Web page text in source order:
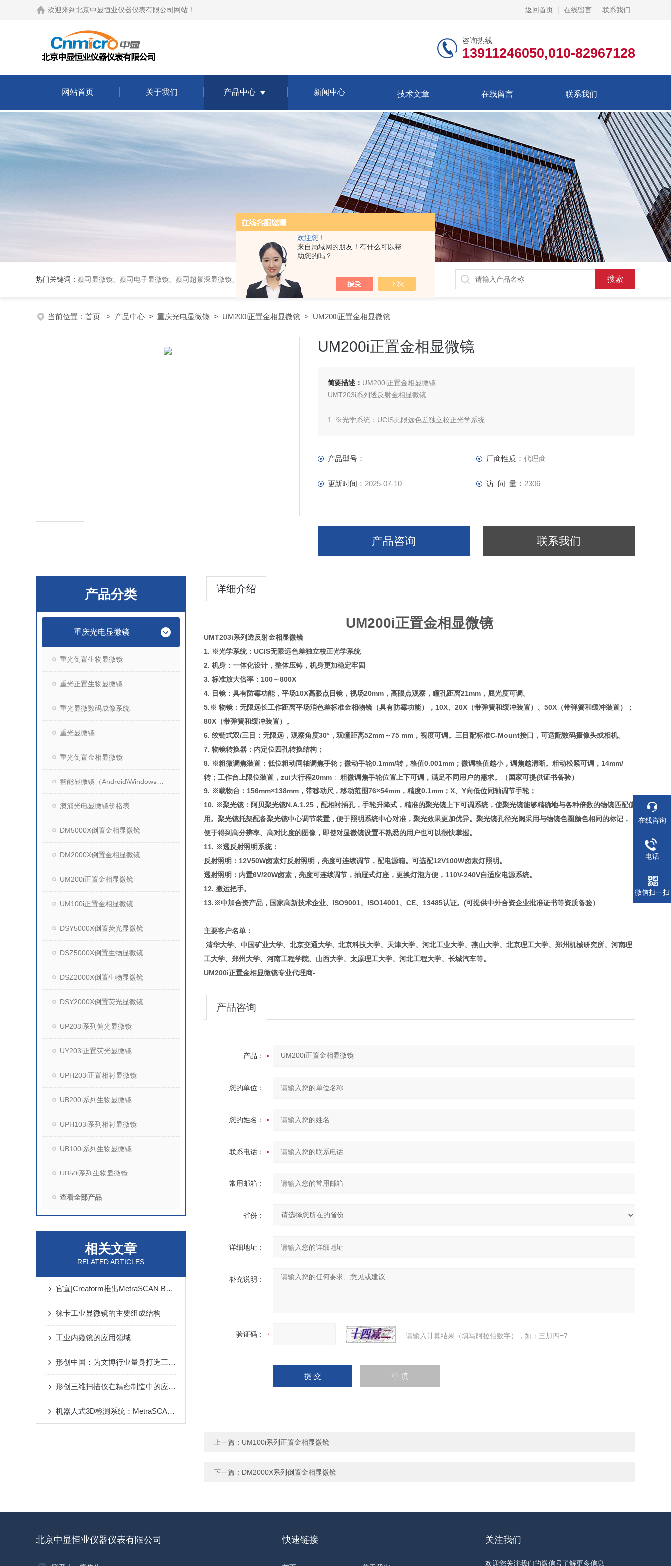
欢迎您！
来自局域网的朋友！有什么可以帮
助您的吗？
欢迎来到 北京中显恒业仪器仪表有限公司网站 ！ 返回首页 在线留言 联系我们
咨询热线
13911246050,010-82967128
网站首页 关于我们 产品中心 新闻中心 技术文章 在线留言 联系我们
热门关键词： 蔡司显微镜、蔡司电子显微镜、蔡司超景深显微镜、蔡司工业显微镜
当前位置： 首页 > 产品中心 > 重庆光电显微镜 > UM200i正置金相显微镜 > UM200i正置金相显微镜
UM200i正置金相显微镜
简要描述： UM200i正置金相显微镜
UMT203i系列透反射金相显微镜
1. ※光学系统：UCIS无限远色差独立校正光学系统
产品型号： 厂商性质： 代理商
更新时间： 2025-07-10 访 问 量： 2306
产品咨询 联系我们
产品分类
重庆光电显微镜
重光倒置生物显微镜
重光正置生物显微镜
重光显微数码成像系统
重光显微镜
重光倒置金相显微镜
澳浦光电显微镜价格表
DM5000X倒置金相显微镜
DM2000X倒置金相显微镜
UM200i正置金相显微镜
UM100i正置金相显微镜
DSY5000X倒置荧光显微镜
DSZ5000X倒置生物显微镜
DSZ2000X倒置生物显微镜
DSY2000X倒置荧光显微镜
UP203i系列偏光显微镜
UY203i正置荧光显微镜
UPH203i正置相衬显微镜
UB200i系列生物显微镜
UPH103i系列相衬显微镜
UB100i系列生物显微镜
UB50i系列生物显微镜
查看全部产品
相关文章
RELATED ARTICLES
官宣|Creaform推出MetraSCAN BLACK+和MetraSCAN BLACK+|Elite
徕卡工业显微镜的主要组成结构
工业内窥镜的应用领域
形创中国：为文博行业量身打造三维数字方案
形创三维扫描仪在精密制造中的应用分析
机器人式3D检测系统：MetraSCAN 3D-R
详细介绍
UM200i正置金相显微镜
UMT203i系列透反射金相显微镜
1. ※光学系统： UCIS无限远色差独立校正光学系统
2. 机身：一体化设计，整体压铸，机身更加稳定牢固
3. 标准放大倍率：100～800X
4. 目镜：具有防霉功能，平场10X高眼点目镜，视场20mm，高眼点观察，瞳孔距离21mm，屈光度可调。
5.※ 物镜： 无限远长工作距离平场消色差标准金相物镜（具有防霉功能），10X、20X（带弹簧和缓冲装置）、50X（带弹簧和缓冲装置）；
80X（带弹簧和缓冲装置）。
6. 绞链式双/三目：无限远，观察角度30°，双瞳距离52mm～75 mm，视度可调。三目配标准C-Mount接口，可适配数码摄像头或相机。
7. 物镜转换器：内定位四孔转换结构；
8. ※粗微调焦装置：低位粗动同轴调焦手轮；微动手轮0.1mm/转，格值0.001mm；微调格值越小，调焦越清晰。粗动松紧可调，14mm/
转；工作台上限位装置，zui大行程20mm； 粗微调焦手轮位置上下可调，满足不同用户的需求。（国家可提供证书备验）
9. ※载物台：156mm×138mm，带移动尺，移动范围76×54mm，精度0.1mm；X、Y向低位同轴调节手轮；
10. ※聚光镜： 阿贝聚光镜N.A.1.25，配相衬插孔，手轮升降式，精准的聚光镜上下可调系统，使聚光镜能够精确地与各种倍数的物镜匹配使
用。聚光镜托架配备聚光镜中心调节装置，便于照明系统中心对准，聚光效果更加优异。 聚光镜孔径光阑采用与物镜色圈颜色相同的标记，
便于得到高分辨率、高对比度的图像，即使对显微镜设置不熟悉的用户也可以很快掌握。
11. ※透反射照明系统：
反射照明： 12V50W卤素灯反射照明 ，亮度可连续调节，配电源箱。可选配12V100W卤素灯照明。
透射照明： 内置6V/20W卤素，亮度可连续调节，抽屉式灯座，更换灯泡方便 ，110V-240V自适应电源系统。
12. 搬运把手。
13.※中加合资产品， 国家高新技术企业、ISO9001、 ISO14001、 CE、 13485认证。 (可提供中外合资企业批准证书等资质备验）
主要客户名单：
清华大学、中国矿业大学、北京交通大学、北京科技大学、天津大学、河北工业大学、燕山大学、北京理工大学、郑州机械研究所、河南理
工大学、郑州大学、河南工程学院、山西大学、太原理工大学、河北工程大学、长城汽车等。
UM200i正置金相显微镜专业代理商-
产品咨询
产品：
您的单位：
您的姓名：
联系电话：
常用邮箱：
省份：
详细地址：
补充说明：
验证码： 请输入计算结果（填写阿拉伯数字），如：三加四=7
上一篇： UM100i系列正置金相显微镜
下一篇： DM2000X系列倒置金相显微镜
北京中显恒业仪器仪表有限公司 快速链接 关注我们
欢迎您关注我们的微信号了解更多信息
在线咨询
电话
微信扫一扫